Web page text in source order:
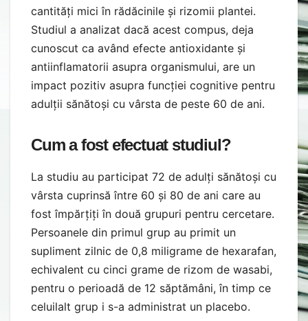
cantități mici în rădăcinile și rizomii plantei.
Studiul a analizat dacă acest compus, deja
cunoscut ca având efecte antioxidante și
antiinflamatorii asupra organismului, are un
impact pozitiv asupra funcției cognitive pentru
adulții sănătoși cu vârsta de peste 60 de ani.
Cum a fost efectuat studiul?
La studiu au participat 72 de adulți sănătoși cu
vârsta cuprinsă între 60 și 80 de ani care au
fost împărțiți în două grupuri pentru cercetare.
Persoanele din primul grup au primit un
supliment zilnic de 0,8 miligrame de hexarafan,
echivalent cu cinci grame de rizom de wasabi,
pentru o perioadă de 12 săptămâni, în timp ce
celuilalt grup i s-a administrat un placebo.